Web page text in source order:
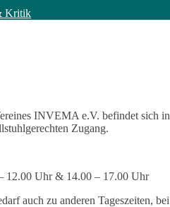
Kritik
INVEMA e.V. befindet sich
Zugang.
12.00 Uhr & 14.00 – 17.00 Uhr
auch zu anderen Tageszeiten,